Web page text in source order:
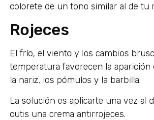
colorete de un tono similar al de tu
Rojeces
El frío, el viento y los cambios
temperatura favorecen la aparición
la nariz, los pómulos y la barbilla.
La solución es aplicarte una vez al
cutis una crema antirrojeces.